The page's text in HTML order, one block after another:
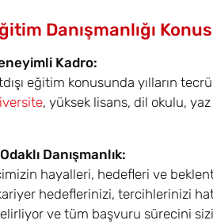
Danışmanlığı
Kadro:
eğitim konusunda yılların
, yüksek lisans, dil okulu,
Danışmanlık:
hayalleri, hedefleri ve
hedeflerinizi, tercihlerinizi
ve tüm başvuru sürecini